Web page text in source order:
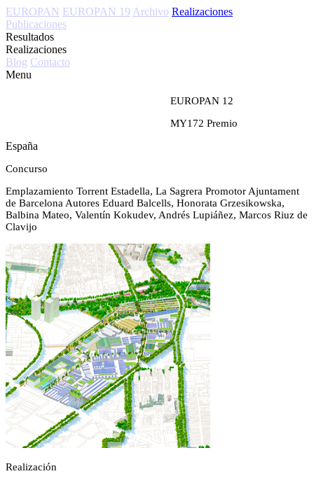
EUROPAN EUROPAN 19 Archivo Realizaciones
Publicaciones
Resultados
Realizaciones
Blog Contacto
Menu
EUROPAN 12
MY172 Premio
España
Concurso
Emplazamiento Torrent Estadella, La Sagrera Promotor Ajuntament
de Barcelona Autores Eduard Balcells, Honorata Grzesikowska,
Balbina Mateo, Valentín Kokudev, Andrés Lupiáñez, Marcos Riuz de
Clavijo
Realización